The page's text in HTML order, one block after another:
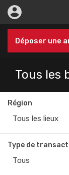
Déposer une
Tous les
Région
Tous les lieux
Type de
Tous